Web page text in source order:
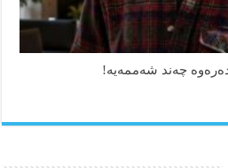
دەرەوە چەند شەممەیە!